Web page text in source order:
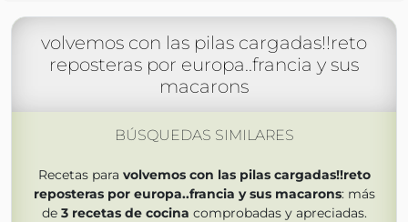
volvemos con las pilas cargadas!!reto
reposteras por europa..francia y sus
macarons
BÚSQUEDAS SIMILARES
Recetas para volvemos con las pilas cargadas!!reto
reposteras por europa..francia y sus macarons: más
de 3 recetas de cocina comprobadas y apreciadas.